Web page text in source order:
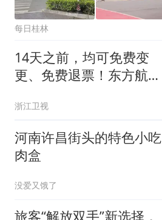
每日桂林
14天之前，均可免费变
更、免费退票！东方航空
浙江卫视
河南许昌街头的特色小吃
肉盒
没爱又饿了
旅客“解放双手”新选择，